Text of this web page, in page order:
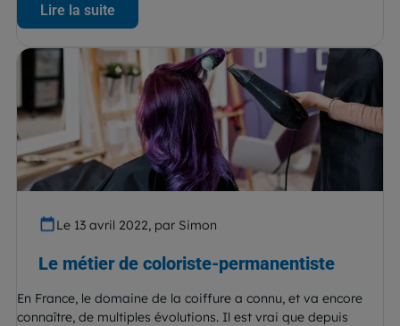
Lire la suite
Le 13 avril 2022, par Simon
Le métier de coloriste-permanentiste
En France, le domaine de la coiffure a connu, et va encore
connaître, de multiples évolutions. Il est vrai que depuis